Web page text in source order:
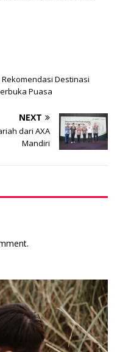
Destinasi
Puasa
NEXT
dari AXA
Mandiri